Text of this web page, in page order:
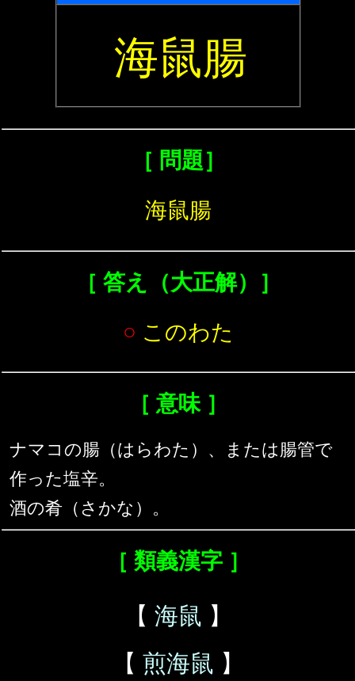
海鼠腸
［ 問題］
海鼠腸
［ 答え（大正解）］
○ このわた
［ 意味 ］
ナマコの腸（はらわた）、または腸管で
作った塩辛。
酒の肴（さかな）。
［ 類義漢字 ］
【 海鼠 】
【 煎海鼠 】